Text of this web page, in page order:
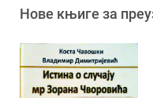
Новe књигe за